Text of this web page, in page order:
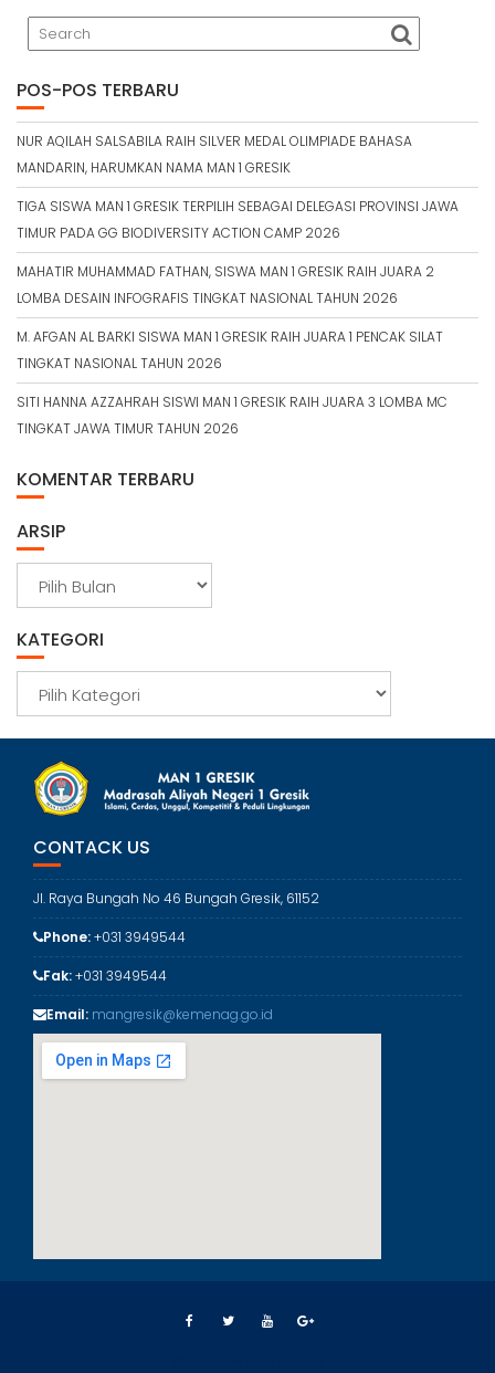
POS-POS TERBARU
NUR AQILAH SALSABILA RAIH SILVER MEDAL OLIMPIADE BAHASA
MANDARIN, HARUMKAN NAMA MAN 1 GRESIK
TIGA SISWA MAN 1 GRESIK TERPILIH SEBAGAI DELEGASI PROVINSI JAWA
TIMUR PADA GG BIODIVERSITY ACTION CAMP 2026
MAHATIR MUHAMMAD FATHAN, SISWA MAN 1 GRESIK RAIH JUARA 2
LOMBA DESAIN INFOGRAFIS TINGKAT NASIONAL TAHUN 2026
M. AFGAN AL BARKI SISWA MAN 1 GRESIK RAIH JUARA 1 PENCAK SILAT
TINGKAT NASIONAL TAHUN 2026
SITI HANNA AZZAHRAH SISWI MAN 1 GRESIK RAIH JUARA 3 LOMBA MC
TINGKAT JAWA TIMUR TAHUN 2026
KOMENTAR TERBARU
ARSIP
i
KATEGORI
t
CONTACK US
Jl. Raya Bungah No 46 Bungah Gresik, 61152
Phone:+031 3949544
Fak:+031 3949544
Email: mangresik@kemenag.go.id